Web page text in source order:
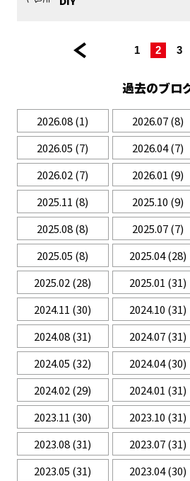
<< 前
1 2 3
過去のブロ
2026.08(1) 2026.07(8)
2026.05 (7) 2026.04(7)
2026.02(7) 2026.01 (9)
2025.11 (8) 2025.10 (9)
2025.08(8) 2025.07(7)
2025.05 (8) 2025.04(28)
2025.02(28) 2025.01 (31)
2024.11 (30) 2024.10 (31)
2024.08(31) 2024.07(31)
2024.05 (32) 2024.04(30)
2024.02(29) 2024.01 (31)
2023.11 (30) 2023.10 (31)
2023.08(31) 2023.07(31)
2023.05 (31) 2023.04(30)